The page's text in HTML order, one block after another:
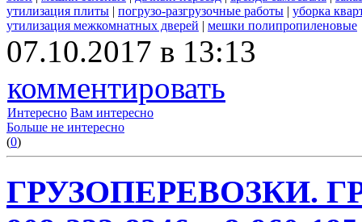
утилизация плиты | погрузо-разгрузочные работы | уборка
утилизация межкомнатных дверей | мешки полипропиленовые
07.10.2017 в 13:13
комментировать
Интересно Вам интересно
Больше не интересно
(0)
ГРУЗОПЕРЕВОЗКИ.